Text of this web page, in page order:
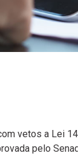
vetos a Lei
pelo